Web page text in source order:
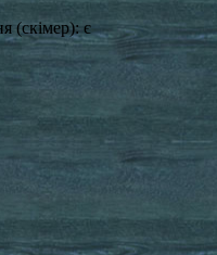
(скімер): є